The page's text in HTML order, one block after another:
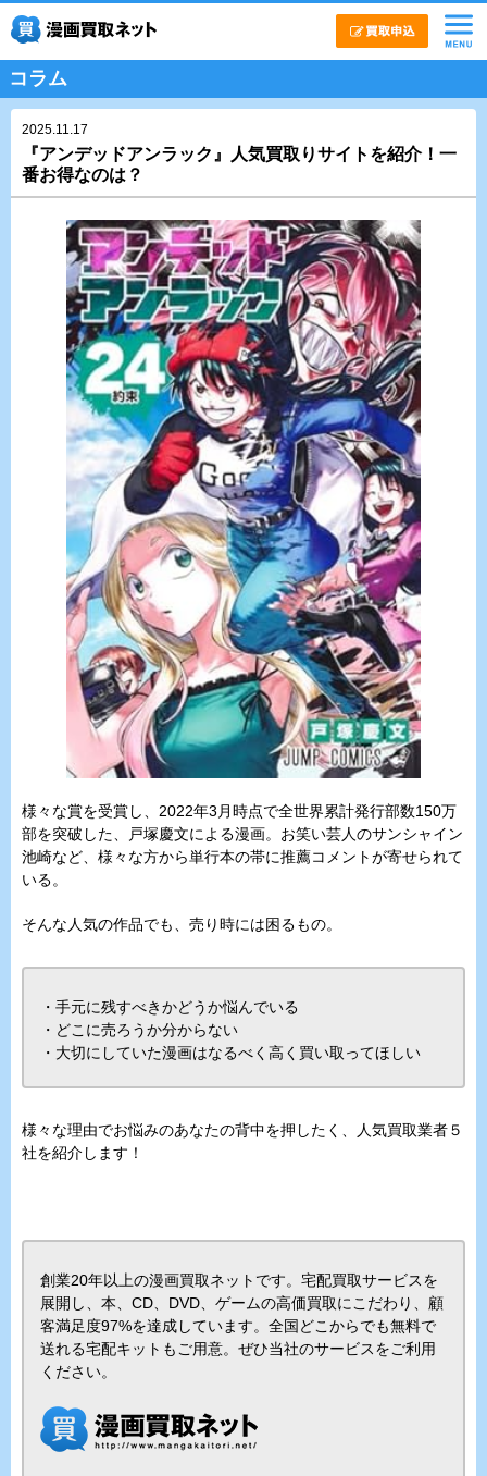
コラム
2025.11.17
『アンデッドアンラック』人気買取りサイトを紹介！一
番お得なのは？
様々な賞を受賞し、2022年3月時点で全世界累計発行部数150万
部を突破した、戸塚慶文による漫画。お笑い芸人のサンシャイン
池崎など、様々な方から単行本の帯に推薦コメントが寄せられて
いる。
そんな人気の作品でも、売り時には困るもの。
・手元に残すべきかどうか悩んでいる
・どこに売ろうか分からない
・大切にしていた漫画はなるべく高く買い取ってほしい
様々な理由でお悩みのあなたの背中を押したく、人気買取業者５
社を紹介します！
創業20年以上の漫画買取ネットです。宅配買取サービスを
展開し、本、CD、DVD、ゲームの高価買取にこだわり、顧
客満足度97%を達成しています。全国どこからでも無料で
送れる宅配キットもご用意。ぜひ当社のサービスをご利用
ください。